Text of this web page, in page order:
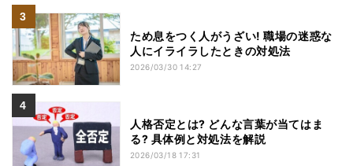
ため息をつく人がうざい! 職場の迷惑な
人にイライラしたときの対処法
2026/03/30 14:27
人格否定とは? どんな言葉が当てはま
る? 具体例と対処法を解説
2026/03/18 17:31